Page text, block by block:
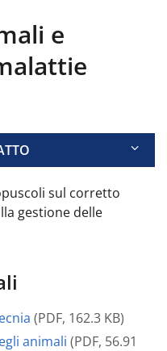
e
sul corretto
gestione delle
(PDF, 162.3 KB)
animali (PDF, 56.91